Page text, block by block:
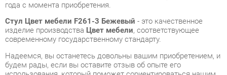
будем рады, если вы оставите отзыв об опыте его
будущим покупателям.
Кроме формыобратной связиполучить развёрнутую
e-mail, телефону в Екатеринбурге и через мессенджеры
Telegram и WhatsApp.